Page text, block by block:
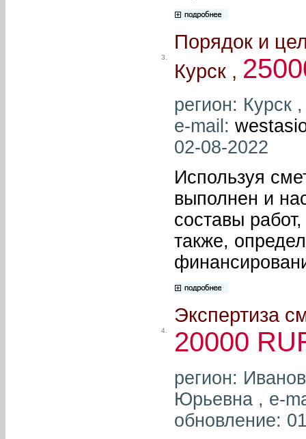
3.
Порядок и
Курск ,
регион: Курск
e-mail:
02-08-2022
Используя
выполнен и
составы
также,
4.
Экспертиза
20000
регион:
Юрьевна , e-
обновление: